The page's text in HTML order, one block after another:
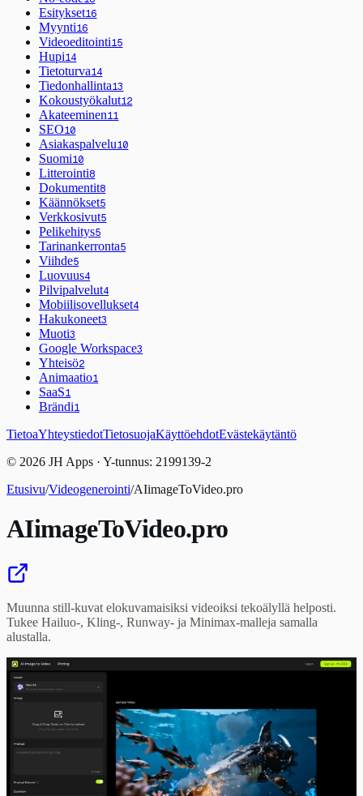
Esitykset16
Myynti16
Videoeditointi15
Hupi14
Tietoturva14
Tiedonhallinta13
Kokoustyökalut12
Akateeminen11
SEO10
Asiakaspalvelu10
Suomi10
Litterointi8
Dokumentit8
Käännökset5
Verkkosivut5
Pelikehitys5
Tarinankerronta5
Viihde5
Luovuus4
Pilvipalvelut4
Mobiilisovellukset4
Hakukoneet3
Muoti3
Google Workspace3
Yhteisö2
Animaatio1
SaaS1
Brändi1
TietoaYhteystiedotTietosuojaKäyttöehdotEvästekäytäntö
© 2026 JH Apps · Y-tunnus: 2199139-2
Etusivu/Videogenerointi/AIimageToVideo.pro
AIimageToVideo.pro
Muunna still-kuvat elokuvamaisiksi videoiksi tekoälyllä helposti.
Tukee Hailuo-, Kling-, Runway- ja Minimax-malleja samalla
alustalla.